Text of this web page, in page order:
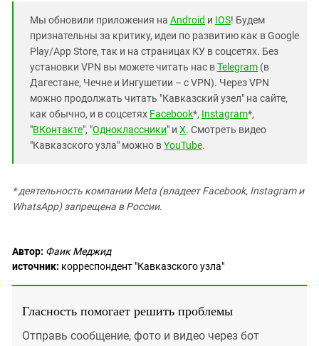
Мы обновили приложения на Android и IOS! Будем
признательны за критику, идеи по развитию как в Google
Play/App Store, так и на страницах КУ в соцсетях. Без
установки VPN вы можете читать нас вTelegram (в
Дагестане, Чечне и Ингушетии – с VPN). Через VPN
можно продолжать читать "Кавказский узел" на сайте,
как обычно, и в соцсетях Facebook*, Instagram*,
"ВКонтакте", "Одноклассники" и X. Смотреть видео
"Кавказского узла" можно вYouTube.
* деятельность компании Meta (владеет Facebook, Instagram и
WhatsApp) запрещена в России.
Автор: Фаик Меджид
источник: корреспондент "Кавказского узла"
Гласность помогает решить проблемы
Отправь сообщение, фото и видео через бот